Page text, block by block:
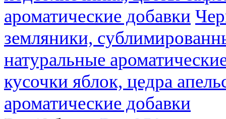
ароматические добавки
земляники,
натуральные
кусочки яблок, цедра
ароматические добавки